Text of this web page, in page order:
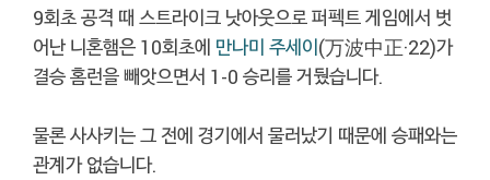
9회초 공격 때 스트라이크 낫아웃으로 퍼펙트 게임에서 벗
어난 니혼햄은 10회초에 만나미 주세이(万波中正·22)가
결승 홈런을 빼앗으면서 1-0 승리를 거뒀습니다.
물론 사사키는 그 전에 경기에서 물러났기 때문에 승패와는
관계가 없습니다.